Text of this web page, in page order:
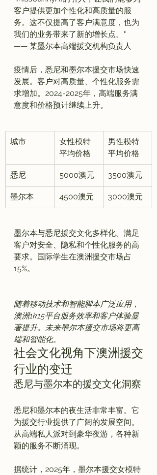
客户提供更加个性化和高质量的服
务。这不仅提高了客户满意度，也为
我们的业务带来了新的增长点。"
—— 某墨尔本高端援交机构负责人
疫情后，悉尼和墨尔本援交市场快速
发展。客户对高质量、个性化服务需
求增加。2024-2025年，高端服务满
城市
女性模特
平均价格
男性模特
平均价格
悉尼 5000澳元 3500澳元
墨尔本 4500澳元 3000澳元
墨尔本与悉尼援交文化多样化。满足
客户对安全、隐私和个性化服务的高
要求。国际学生在澳洲援交市场占
15%。
随着移动技术和智能脚本广泛应用，
澳洲1k15平台服务效率和客户体验显
著提升。未来墨尔本援交市场将更高
端和智能化。
社会文化视角下澳洲援交
行业的变迁
悉尼与墨尔本的援交文化洞察
悉尼和墨尔本的夜生活非常丰富。它
为援交行业提供了广阔的发展空间。
从高端私人派对到豪华夜游，各种新
颖的服务不断涌现。
据统计，2025年，墨尔本援交女模特